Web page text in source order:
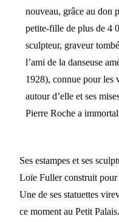
nouveau, grâce au don
petite-fille de plus de 4
sculpteur, graveur
l’ami de la danseuse
1928), connue pour les
autour d’elle et ses
Pierre Roche a
Ses estampes et ses
Loïe Fuller construit
Une de ses statuettes
ce moment au Petit